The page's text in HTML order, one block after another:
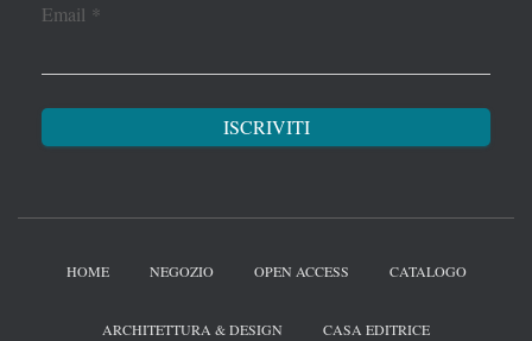
Email *
HOME NEGOZIO OPEN ACCESS CATALOGO
ARCHITETTURA & DESIGN CASA EDITRICE